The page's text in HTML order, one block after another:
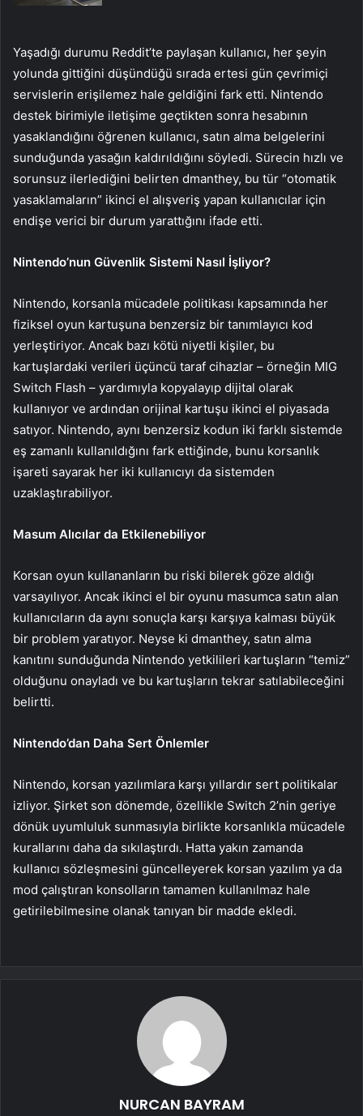
Yaşadığı durumu Reddit’te paylaşan kullanıcı, her şeyin
yolunda gittiğini düşündüğü sırada ertesi gün çevrimiçi
servislerin erişilemez hale geldiğini fark etti. Nintendo
destek birimiyle iletişime geçtikten sonra hesabının
yasaklandığını öğrenen kullanıcı, satın alma belgelerini
sunduğunda yasağın kaldırıldığını söyledi. Sürecin hızlı ve
sorunsuz ilerlediğini belirten dmanthey, bu tür “otomatik
yasaklamaların” ikinci el alışveriş yapan kullanıcılar için
endişe verici bir durum yarattığını ifade etti.
Nintendo’nun Güvenlik Sistemi Nasıl İşliyor?
Nintendo, korsanla mücadele politikası kapsamında her
fiziksel oyun kartuşuna benzersiz bir tanımlayıcı kod
yerleştiriyor. Ancak bazı kötü niyetli kişiler, bu
kartuşlardaki verileri üçüncü taraf cihazlar – örneğin MIG
Switch Flash – yardımıyla kopyalayıp dijital olarak
kullanıyor ve ardından orijinal kartuşu ikinci el piyasada
satıyor. Nintendo, aynı benzersiz kodun iki farklı sistemde
eş zamanlı kullanıldığını fark ettiğinde, bunu korsanlık
işareti sayarak her iki kullanıcıyı da sistemden
uzaklaştırabiliyor.
Masum Alıcılar da Etkilenebiliyor
Korsan oyun kullananların bu riski bilerek göze aldığı
varsayılıyor. Ancak ikinci el bir oyunu masumca satın alan
kullanıcıların da aynı sonuçla karşı karşıya kalması büyük
bir problem yaratıyor. Neyse ki dmanthey, satın alma
kanıtını sunduğunda Nintendo yetkilileri kartuşların “temiz”
olduğunu onayladı ve bu kartuşların tekrar satılabileceğini
belirtti.
Nintendo’dan Daha Sert Önlemler
Nintendo, korsan yazılımlara karşı yıllardır sert politikalar
izliyor. Şirket son dönemde, özellikle Switch 2’nin geriye
dönük uyumluluk sunmasıyla birlikte korsanlıkla mücadele
kurallarını daha da sıkılaştırdı. Hatta yakın zamanda
kullanıcı sözleşmesini güncelleyerek korsan yazılım ya da
mod çalıştıran konsolların tamamen kullanılmaz hale
getirilebilmesine olanak tanıyan bir madde ekledi.
NURCAN BAYRAM